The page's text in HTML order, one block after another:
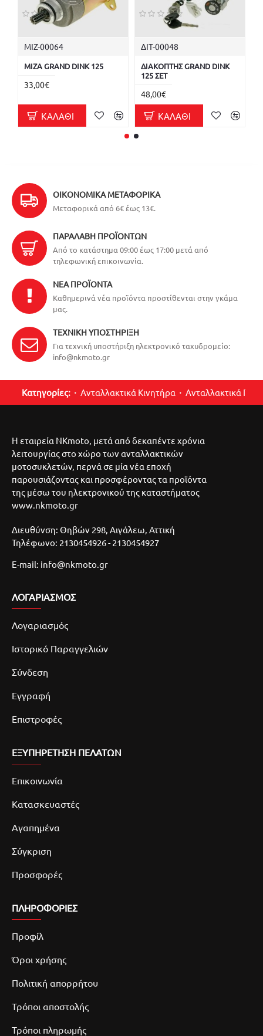
ΜΙΖ-00064
ΜΙΖΑ GRAND DINK 125
33,00€
ΚΑΛΆΘΙ
ΔΙΤ-00048
ΔΙΑΚΟΠΤΗΣ GRAND DINK
125 ΣΕΤ
48,00€
ΚΑΛΆΘΙ
ΟΙΚΟΝΟΜΙΚΆ ΜΕΤΑΦΟΡΙΚΆ
Μεταφορικά από 6€ έως 13€.
ΠΑΡΑΛΑΒΉ ΠΡΟΪΌΝΤΩΝ
Από το κατάστημα 09:00 έως 17:00 μετά από
τηλεφωνική επικοινωνία.
ΝΈΑ ΠΡΟΪΌΝΤΑ
Καθημερινά νέα προϊόντα προστίθενται στην γκάμα
μας.
ΤΕΧΝΙΚΉ ΥΠΟΣΤΉΡΙΞΗ
Για τεχνική υποστήριξη ηλεκτρονικό ταχυδρομείο:
info@nkmoto.gr
Κατηγορίες: Ανταλλακτικά Κινητήρα Ανταλλακτικά
Η εταιρεία NKmoto, μετά από δεκαπέντε χρόνια
λειτουργίας στο χώρο των ανταλλακτικών
μοτοσυκλετών, περνά σε μία νέα εποχή
παρουσιάζοντας και προσφέροντας τα προϊόντα
της μέσω του ηλεκτρονικού της καταστήματος
www.nkmoto.gr
Διευθύνση: Θηβών 298, Αιγάλεω, Αττική
Τηλέφωνο: 2130454926 - 2130454927
E-mail: info@nkmoto.gr
ΛΟΓΑΡΙΑΣΜΌΣ
Λογαριασμός
Ιστορικό Παραγγελιών
Σύνδεση
Εγγραφή
Επιστροφές
ΕΞΥΠΗΡΕΤΗΣΗ ΠΕΛΑΤΩΝ
Επικοινωνία
Κατασκευαστές
Αγαπημένα
Σύγκριση
Προσφορές
ΠΛΗΡΟΦΟΡΙΕΣ
Προφίλ
Όροι χρήσης
Πολιτική απορρήτου
Τρόποι αποστολής
Τρόποι πληρωμής